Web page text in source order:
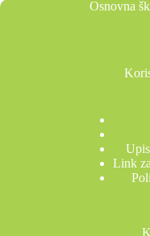
Osnovna
Link